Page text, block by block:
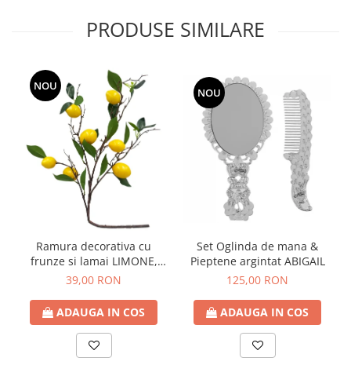
PRODUSE SIMILARE
NOU
Ramura decorativa cu
frunze si lamai LIMONE,
65cm
39,00 RON
ADAUGA IN COS
NOU
Set Oglinda de mana &
Pieptene argintat ABIGAIL
125,00 RON
ADAUGA IN COS